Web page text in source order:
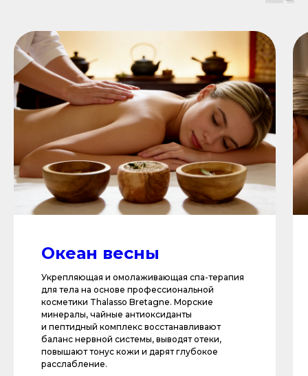
Океан весны
Укрепляющая и омолаживающая спа-терапия
для тела на основе профессиональной
косметики Thalasso Bretagne. Морские
минералы, чайные антиоксиданты
и пептидный комплекс восстанавливают
баланс нервной системы, выводят отеки,
повышают тонус кожи и дарят глубокое
расслабление.